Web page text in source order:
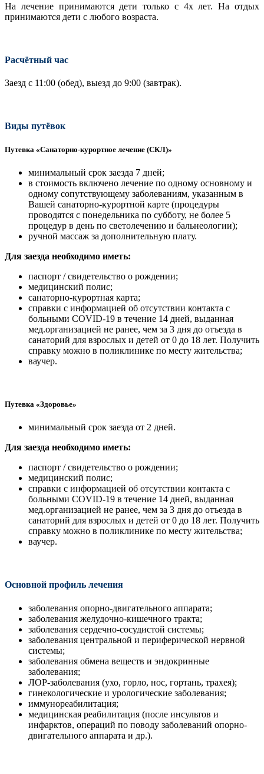
На лечение принимаются дети только с 4х лет. На отдых
принимаются дети с любого возраста.
Расчётный час
Заезд с 11:00 (обед), выезд до 9:00 (завтрак).
Виды путёвок
Путевка «Санаторно-курортное лечение (СКЛ)»
минимальный срок заезда 7 дней;
в стоимость включено лечение по одному основному и
одному сопутствующему заболеваниям, указанным в
Вашей санаторно-курортной карте (процедуры
проводятся с понедельника по субботу, не более 5
процедур в день по светолечению и бальнеологии);
ручной массаж за дополнительную плату.
Для заезда необходимо иметь:
паспорт / свидетельство о рождении;
медицинский полис;
санаторно-курортная карта;
справки с информацией об отсутствии контакта с
больными COVID-19 в течение 14 дней, выданная
мед.организацией не ранее, чем за 3 дня до отъезда в
санаторий для взрослых и детей от 0 до 18 лет. Получить
справку можно в поликлинике по месту жительства;
ваучер.
Путевка «Здоровье»
минимальный срок заезда от 2 дней.
Для заезда необходимо иметь:
паспорт / свидетельство о рождении;
медицинский полис;
справки с информацией об отсутствии контакта с
больными COVID-19 в течение 14 дней, выданная
мед.организацией не ранее, чем за 3 дня до отъезда в
санаторий для взрослых и детей от 0 до 18 лет. Получить
справку можно в поликлинике по месту жительства;
ваучер.
Основной профиль лечения
заболевания опорно-двигательного аппарата;
заболевания желудочно-кишечного тракта;
заболевания сердечно-сосудистой системы;
заболевания центральной и периферической нервной
системы;
заболевания обмена веществ и эндокринные
заболевания;
ЛОР-заболевания (ухо, горло, нос, гортань, трахея);
гинекологические и урологические заболевания;
иммунореабилитация;
медицинская реабилитация (после инсультов и
инфарктов, операций по поводу заболеваний опорно-
двигательного аппарата и др.).